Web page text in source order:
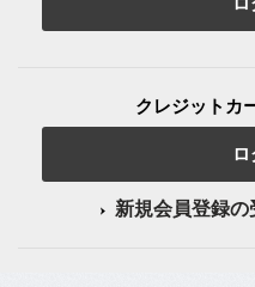
クレジットカ
新規会員登録